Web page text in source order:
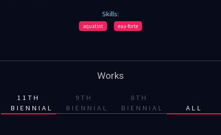
Skills:
aquatint eau-forte
Works
11TH
BIENNIAL
9TH
BIENNIAL
8TH
BIENNIAL
ALL